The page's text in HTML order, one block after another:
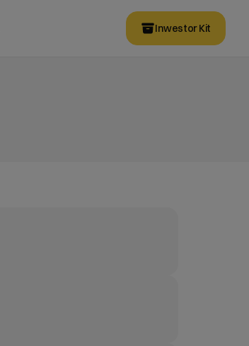
Inwestor Kit